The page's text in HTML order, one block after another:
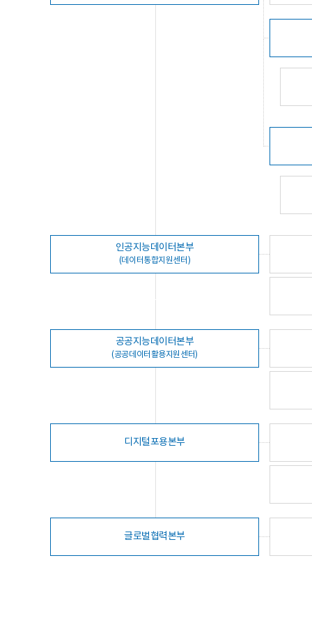
인공지능데이터본부
(데이터통합지원센터)
공공지능데이터본부
(공공데이터활용지원센터)
디지털포용본부
글로벌협력본부